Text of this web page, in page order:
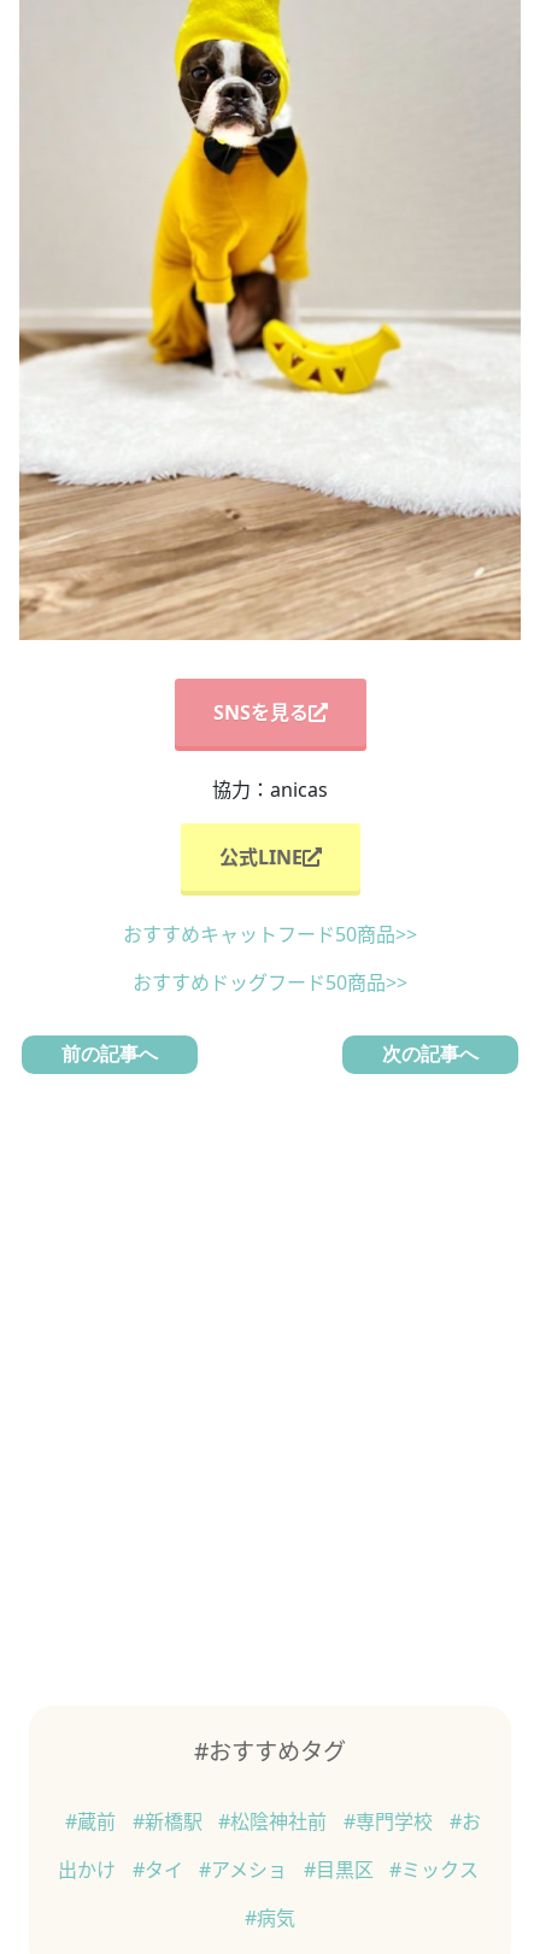
SNSを見る
協力：anicas
公式LINE
おすすめキャットフード50商品>>
おすすめドッグフード50商品>>
前の記事へ 次の記事へ
#おすすめタグ
#蔵前 #新橋駅 #松陰神社前 #専門学校
#お
出かけ
#タイ #アメショ #目黒区
#ミックス
#病気